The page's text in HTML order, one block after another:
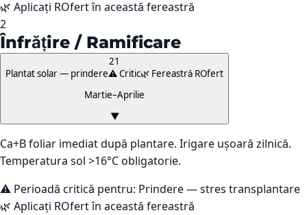
🌿 Aplicați ROfert în această fereastră
2
Înfrățire / Ramificare
21
Plantat solar — prindere⚠️ Critic🌿 Fereastră ROfert
Martie–Aprilie
▼
Ca+B foliar imediat după plantare. Irigare ușoară zilnică.
Temperatura sol >16°C obligatorie.
⚠️ Perioadă critică pentru: Prindere — stres transplantare
🌿 Aplicați ROfert în această fereastră